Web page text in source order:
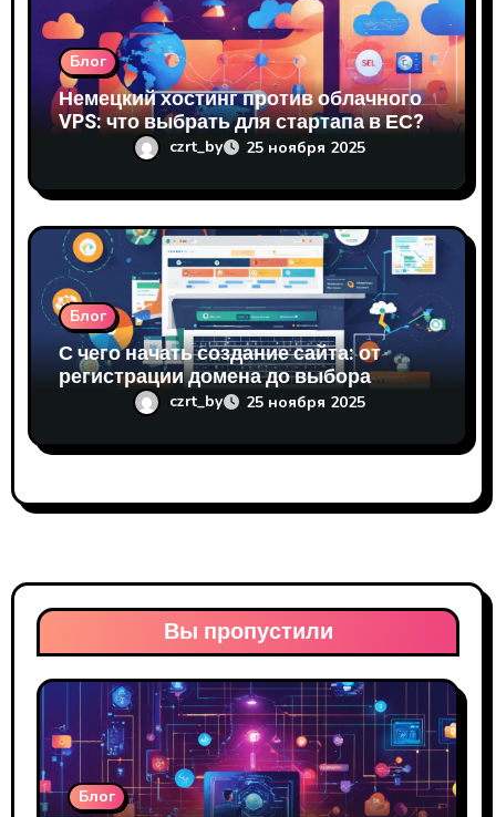
Блог
Немецкий хостинг против облачного
VPS: что выбрать для стартапа в ЕС?
czrt_by 25 ноября 2025
Блог
С чего начать создание сайта: от
регистрации домена до выбора
хостинга czrt_by 25 ноября 2025
Вы пропустили
Блог